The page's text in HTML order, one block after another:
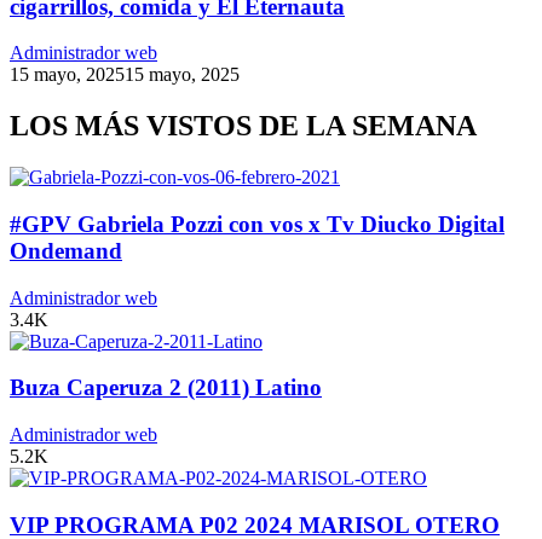
cigarrillos, comida y El Eternauta
Administrador web
15 mayo, 202515 mayo, 2025
LOS MÁS VISTOS DE LA SEMANA
#GPV Gabriela Pozzi con vos x Tv Diucko Digital
Ondemand
Administrador web
3.4K
Buza Caperuza 2 (2011) Latino
Administrador web
5.2K
VIP PROGRAMA P02 2024 MARISOL OTERO